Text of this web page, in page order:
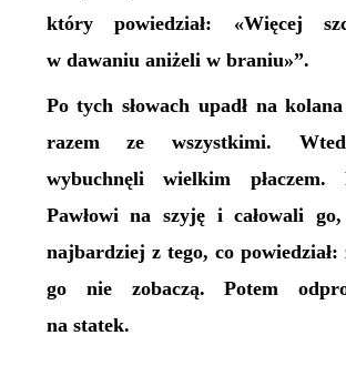
który powiedział: «Więcej
w dawaniu aniżeli w braniu»”.
Po tych słowach upadł na
razem ze wszystkimi.
wybuchnęli wielkim płaczem.
Pawłowi na szyję i całowali
najbardziej z tego, co
go nie zobaczą. Potem
na statek.